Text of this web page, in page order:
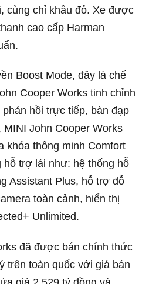
cùng chỉ khâu đỏ. Xe được
cao cấp Harman
Boost Mode, đây là chế
Cooper Works tinh chỉnh
hồi trực tiếp, bàn đạp
John Cooper Works
khóa thông minh Comfort
hỗ trợ lái như: hệ thống hỗ
Assistant Plus, hỗ trợ đỗ
toàn cảnh, hiển thị
Unlimited.
đã được bán chính thức
trên toàn quốc với giá bán